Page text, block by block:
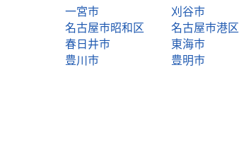
一宮市 刈谷市
名古屋市昭和区
名古屋市港区
春日井市
東海市
豊川市
豊明市